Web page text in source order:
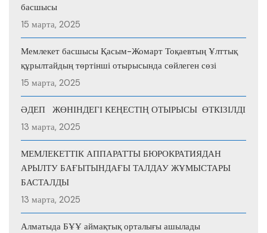
басшысы
15 марта, 2025
Мемлекет басшысы Қасым-Жомарт Тоқаевтың Ұлттық
құрылтайдың төртінші отырысында сөйлеген сөзі
15 марта, 2025
ӘДЕП ЖӨНІНДЕГІ КЕҢЕСТІҢ ОТЫРЫСЫ ӨТКІЗІЛДІ
13 марта, 2025
МЕМЛЕКЕТТІК АППАРАТТЫ БЮРОКРАТИЯДАН
АРЫЛТУ БАҒЫТЫНДАҒЫ ТАЛДАУ ЖҰМЫСТАРЫ
БАСТАЛДЫ
13 марта, 2025
Алматыда БҰҰ аймақтық орталығы ашылады